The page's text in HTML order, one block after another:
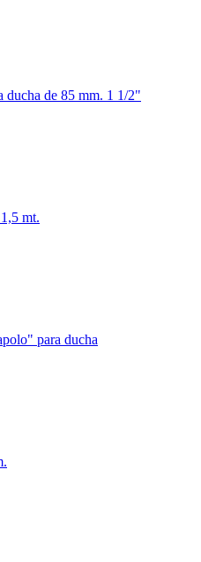
ducha de 85 mm. 1 1/2"
mt.
para ducha